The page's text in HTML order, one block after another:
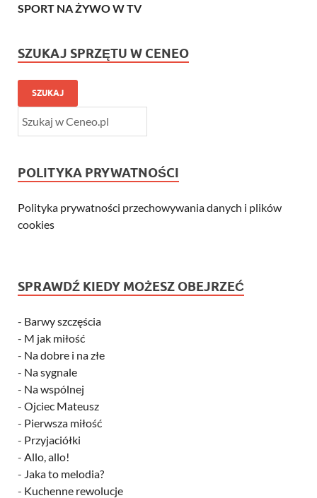
SPORT NA ŻYWO W TV
SZUKAJ SPRZĘTU W CENEO
SZUKAJ
POLITYKA PRYWATNOŚCI
Polityka prywatności przechowywania danych i plików
cookies
SPRAWDŹ KIEDY MOŻESZ OBEJRZEĆ
- Barwy szczęścia
- M jak miłość
- Na dobre i na złe
- Na sygnale
- Na wspólnej
- Ojciec Mateusz
- Pierwsza miłość
- Przyjaciółki
- Allo, allo!
- Jaka to melodia?
- Kuchenne rewolucje